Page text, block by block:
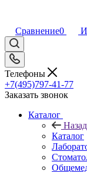
Сравнение0
Телефоны
+7(495)797-41-77
Заказать звонок
Каталог
Назад
Каталог